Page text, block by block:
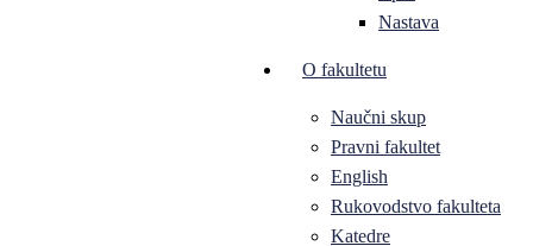
Nastava
O fakultetu
Naučni skup
Pravni fakultet
English
Rukovodstvo fakulteta
Katedre